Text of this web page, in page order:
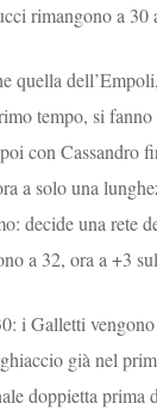
rimangono a 30
quella
tempo, si
con Cassandro
a solo una
decide una rete
a 32, ora a +3
i Galletti
già nel
doppietta